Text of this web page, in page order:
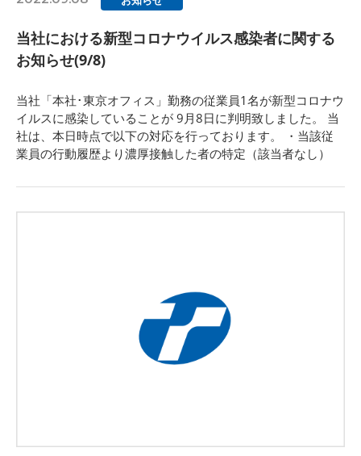
当社における新型コロナウイルス感染者に関する
お知らせ(9/8)
当社「本社･東京オフィス」勤務の従業員1名が新型コロナウ
イルスに感染していることが 9月8日に判明致しました。 当
社は、本日時点で以下の対応を行っております。 ・当該従
業員の行動履歴より濃厚接触した者の特定（該当者なし）